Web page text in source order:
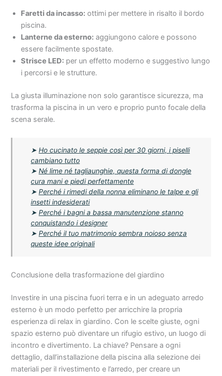
Faretti da incasso: ottimi per mettere in risalto il bordo
piscina.
Lanterne da esterno: aggiungono calore e possono
essere facilmente spostate.
Strisce LED: per un effetto moderno e suggestivo lungo
i percorsi e le strutture.
La giusta illuminazione non solo garantisce sicurezza, ma
trasforma la piscina in un vero e proprio punto focale della
scena serale.
➤Ho cucinato le seppie così per 30 giorni, i piselli
cambiano tutto
➤Né lime né tagliaunghie, questa forma di dongle
cura mani e piedi perfettamente
➤Perché i rimedi della nonna eliminano le talpe e gli
insetti indesiderati
➤Perché i bagni a bassa manutenzione stanno
conquistando i designer
➤Perché il tuo matrimonio sembra noioso senza
queste idee originali
Conclusione della trasformazione del giardino
Investire in una piscina fuori terra e in un adeguato arredo
esterno è un modo perfetto per arricchire la propria
esperienza di relax in giardino. Con le scelte giuste, ogni
spazio esterno può diventare un rifugio estivo, un luogo di
incontro e divertimento. La chiave? Pensare a ogni
dettaglio, dall’installazione della piscina alla selezione dei
materiali per il rivestimento e l’arredo, per creare un